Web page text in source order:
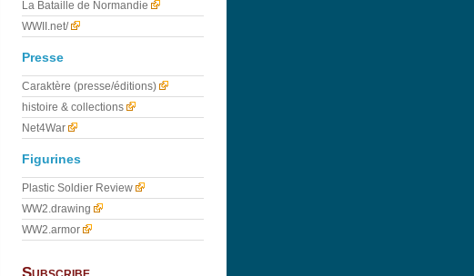
La Bataille de Normandie
WWII.net/
Presse
Caraktère (presse/éditions)
histoire & collections
Net4War
Figurines
Plastic Soldier Review
WW2.drawing
WW2.armor